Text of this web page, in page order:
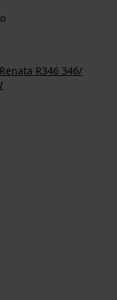
R346 346/